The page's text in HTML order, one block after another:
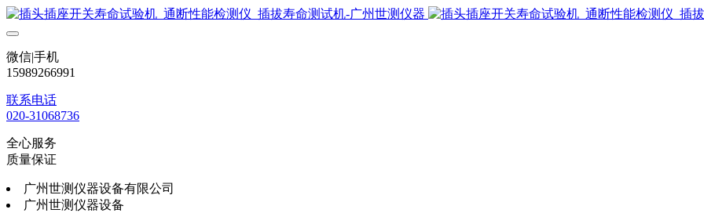
微信|手机
15989266991
联系电话
020-31068736
全心服务
质量保证
广州世测仪器设备有限公司
广州世测仪器设备